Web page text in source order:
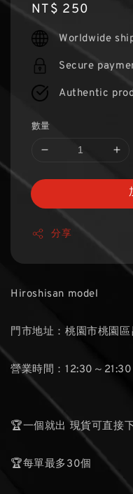
Regular
price
NT$ 250
Worldwide
Secure
Authentic
數量
分享
Hiroshisan model
門市地址：桃園市桃園
營業時間：12:30～21:30
🏆一個就出 現貨可直接
🏆每單最多30個